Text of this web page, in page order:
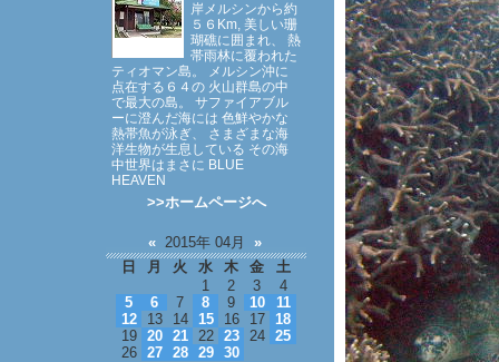
岸メルシンから約
５６Km, 美しい珊
瑚礁に囲まれ、 熱
帯雨林に覆われた
ティオマン島。 メルシン沖に
点在する６４の 火山群島の中
で最大の島。 サファイアブル
ーに澄んだ海には 色鮮やかな
熱帯魚が泳ぎ、 さまざまな海
洋生物が生息している その海
中世界はまさに BLUE
HEAVEN
>>ホームページへ
« 2015年 04月 »
日
月 火 水 木 金
土
1
2 3
4
5
6 7 8 9 10
11
12
13 14 15 16 17
18
19
20 21 22 23 24
25
26
27 28 29 30